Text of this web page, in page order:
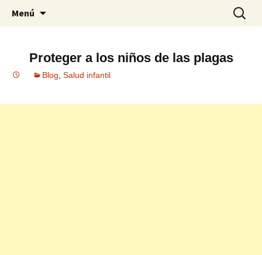
Saltar
al
MI PRIMERA INFANCIA
Blog especializado en la Primera Infancia
Menú
Proteger a los niños de las plagas
Blog Salud infantil